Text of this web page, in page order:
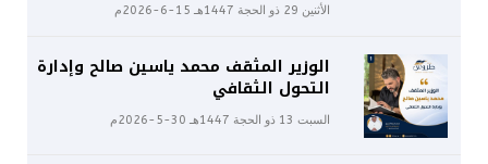
الأثنين 29 ذو الحجة 1447هـ 15-6-2026م
الوزير المثقف محمد ياسين صالح وإدارة
التحول الثقافي
السبت 13 ذو الحجة 1447هـ 30-5-2026م